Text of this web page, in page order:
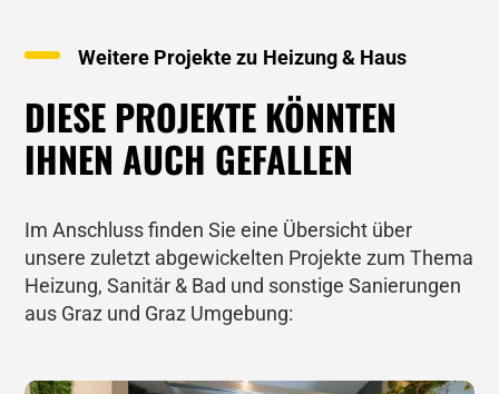
Weitere Projekte zu Heizung & Haus
DIESE PROJEKTE KÖNNTEN
IHNEN AUCH GEFALLEN
Im Anschluss finden Sie eine Übersicht über
unsere zuletzt abgewickelten Projekte zum Thema
Heizung, Sanitär & Bad und sonstige Sanierungen
aus Graz und Graz Umgebung: